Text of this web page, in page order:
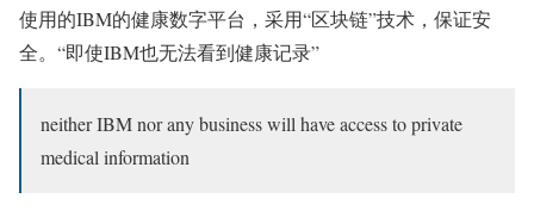
使用的IBM的健康数字平台，采用“区块链”技术，保证安
全。 “即使IBM也无法看到健康记录”
neither IBM nor any business will have access to private
medical information